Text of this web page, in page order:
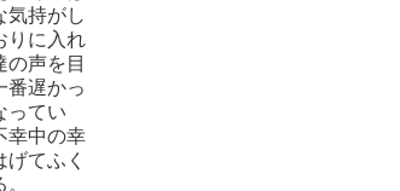
気持がし
りに入れ
声を目
番遅かっ
ってい
幸中の幸
てふく